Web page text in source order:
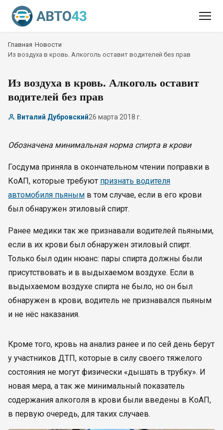
Главная Новости
Из воздуха в кровь. Алкоголь оставит водителей без прав
Из воздуха в кровь. Алкоголь оставит
водителей без прав
Виталий Дубровский26 марта 2018 г.
Обозначена минимальная норма спирта в крови
Госдума приняла в окончательном чтении поправки в
КоАП, которые требуют признать водителя
автомобиля пьяным в том случае, если в его крови
был обнаружен этиловый спирт.
Ранее медики так же признавали водителей пьяными,
если в их крови был обнаружен этиловый спирт.
Только был один нюанс: пары спирта должны были
присутствовать и в выдыхаемом воздухе. Если в
выдыхаемом воздухе спирта не было, но он был
обнаружен в крови, водитель не признавался пьяным
и не нёс наказания.
Кроме того, кровь на анализ ранее и по сей день берут
у участников ДТП, которые в силу своего тяжелого
состояния не могут физически «дышать в трубку». И
новая мера, а так же минимальный показатель
содержания алкоголя в крови были введены в КоАП,
в первую очередь, для таких случаев.